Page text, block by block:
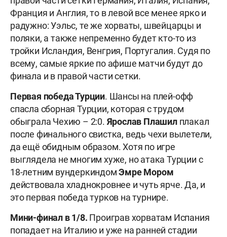
Франция и Англия, то в левой все менее ярко и
радужно: Уэльс, те же хорваты, швейцарцы и
поляки, а также непременно будет кто-то из
тройки Исландия, Венгрия, Португалия. Судя по
всему, самые яркие по афише матчи будут до
финала и в правой части сетки.
Первая победа Турции. Шансы на плей-офф
спасла сборная Турции, которая с трудом
обыграла Чехию – 2:0. Ярослав Плашил плакал
после финального свистка, ведь чехи вылетели,
да ещё обидным образом. Хотя по игре
выглядела не многим хуже, но атака Турции с
18-летним вундеркиндомЭмре Мором
действовала хладнокровнее и чуть ярче. Да, и
это первая победа турков на турнире.
Мини-финал в 1/8. Проиграв хорватам Испания
попадает на Италию и уже на ранней стадии